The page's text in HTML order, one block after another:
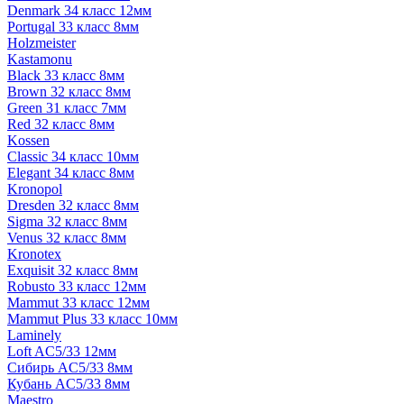
Denmark 34 класс 12мм
Portugal 33 класс 8мм
Holzmeister
Kastamonu
Black 33 класс 8мм
Brown 32 класс 8мм
Green 31 класс 7мм
Red 32 класс 8мм
Kossen
Classic 34 класс 10мм
Elegant 34 класс 8мм
Kronopol
Dresden 32 класс 8мм
Sigma 32 класс 8мм
Venus 32 класс 8мм
Kronotex
Exquisit 32 класс 8мм
Robusto 33 класс 12мм
Mammut 33 класс 12мм
Mammut Plus 33 класс 10мм
Laminely
Loft AC5/33 12мм
Сибирь AC5/33 8мм
Кубань AC5/33 8мм
Maestro